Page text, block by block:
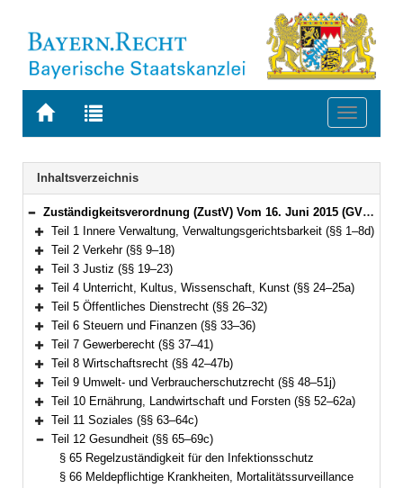
Zur
BAYERN.RECHT
Zur
letzten
Suche
Toggle
Navigation
Inhaltsverzeichnis
Bereich reduzieren
Zuständigkeitsverordnung (ZustV) Vom 16. Juni 2015 (GVBl. S. 184) BayRS 2015-1-1-V (§§ 1–100)
Bereich erweitern
Teil 1 Innere Verwaltung, Verwaltungsgerichtsbarkeit (§§ 1–8d)
Bereich erweitern
Teil 2 Verkehr (§§ 9–18)
Bereich erweitern
Teil 3 Justiz (§§ 19–23)
Bereich erweitern
Teil 4 Unterricht, Kultus, Wissenschaft, Kunst (§§ 24–25a)
Bereich erweitern
Teil 5 Öffentliches Dienstrecht (§§ 26–32)
Bereich erweitern
Teil 6 Steuern und Finanzen (§§ 33–36)
Bereich erweitern
Teil 7 Gewerberecht (§§ 37–41)
Bereich erweitern
Teil 8 Wirtschaftsrecht (§§ 42–47b)
Bereich erweitern
Teil 9 Umwelt- und Verbraucherschutzrecht (§§ 48–51j)
Bereich erweitern
Teil 10 Ernährung, Landwirtschaft und Forsten (§§ 52–62a)
Bereich erweitern
Teil 11 Soziales (§§ 63–64c)
Bereich reduzieren
Teil 12 Gesundheit (§§ 65–69c)
§ 65 Regelzuständigkeit für den Infektionsschutz
§ 66 Meldepflichtige Krankheiten, Mortalitätssurveillance